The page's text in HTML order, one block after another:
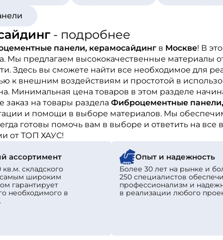
- подробнее
панели, керамосайдинг в Москве! В
Мы предлагаем высококачественные материалы
Здесь вы сможете найти все необходимое для
к внешним воздействиям и простотой в
Минимальная цена товаров в этом разделе
на товары раздела Фиброцементные
и помощи в выборе материалов. Мы
готовы помочь вам в выборе и ответить на
от ТОП ХАУС!
ассортимент
складского
самым широким
гарантирует
необходимого в
Опыт и надежность
Более 30 лет на рынке и
250 специалистов
профессионализм и
в реализации любого